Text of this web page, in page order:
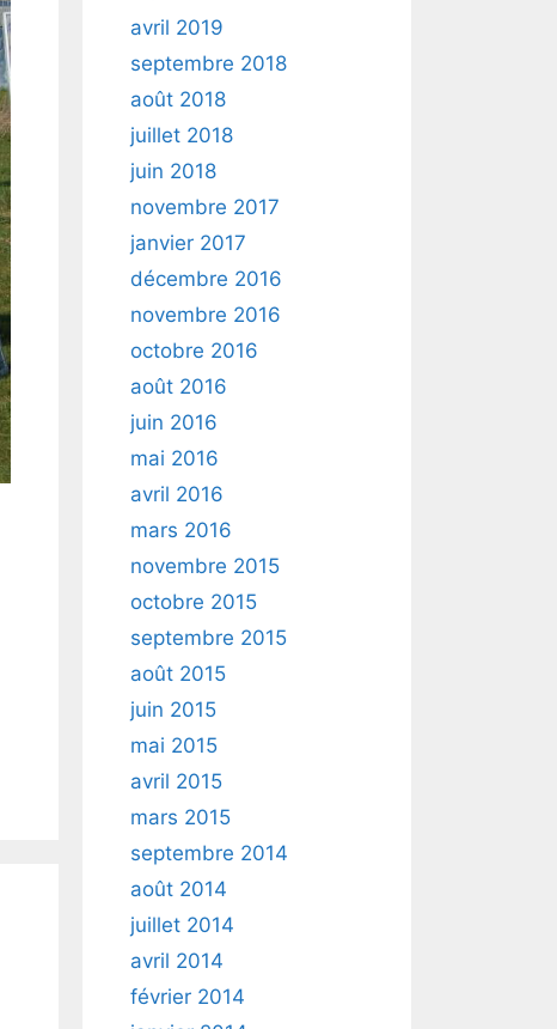
avril 2019
septembre 2018
août 2018
juillet 2018
juin 2018
novembre 2017
janvier 2017
décembre 2016
novembre 2016
octobre 2016
août 2016
juin 2016
mai 2016
avril 2016
mars 2016
novembre 2015
octobre 2015
septembre 2015
août 2015
juin 2015
mai 2015
avril 2015
mars 2015
septembre 2014
août 2014
juillet 2014
avril 2014
février 2014